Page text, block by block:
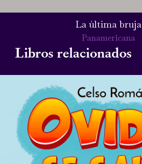
La última bruja
Panamericana
Libros relacionados